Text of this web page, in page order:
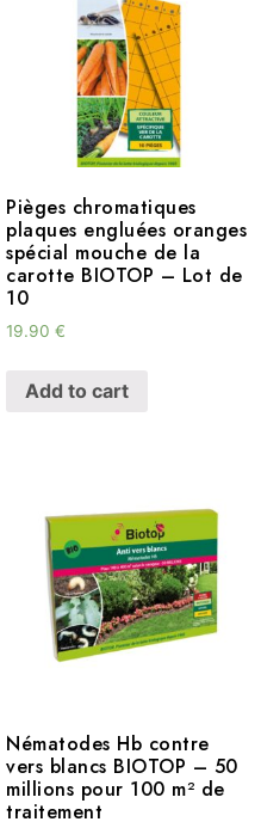
Pièges chromatiques
plaques engluées oranges
spécial mouche de la
carotte BIOTOP – Lot de
10
19.90 €
Add to cart
Nématodes Hb contre
vers blancs BIOTOP – 50
millions pour 100 m² de
traitement